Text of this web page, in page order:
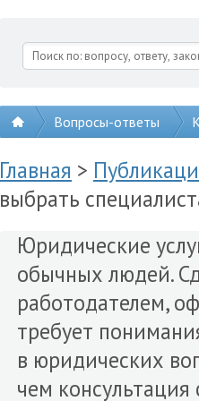
Вопросы-ответы
Главная >
выбрать
Юридические
обычных людей.
работодателем,
требует
в юридических
чем консультация